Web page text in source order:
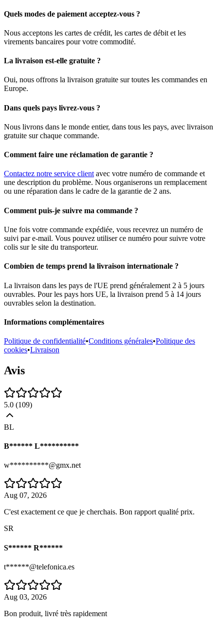
Quels modes de paiement acceptez-vous ?
Nous acceptons les cartes de crédit, les cartes de débit et les
virements bancaires pour votre commodité.
La livraison est-elle gratuite ?
Oui, nous offrons la livraison gratuite sur toutes les commandes en
Europe.
Dans quels pays livrez-vous ?
Nous livrons dans le monde entier, dans tous les pays, avec livraison
gratuite sur chaque commande.
Comment faire une réclamation de garantie ?
Contactez notre service clientavec votre numéro de commande et
une description du problème. Nous organiserons un remplacement
ou une réparation dans le cadre de la garantie de 2 ans.
Comment puis-je suivre ma commande ?
Une fois votre commande expédiée, vous recevrez un numéro de
suivi par e-mail. Vous pouvez utiliser ce numéro pour suivre votre
colis sur le site du transporteur.
Combien de temps prend la livraison internationale ?
La livraison dans les pays de l'UE prend généralement 2 à 5 jours
ouvrables. Pour les pays hors UE, la livraison prend 5 à 14 jours
ouvrables selon la destination.
Informations complémentaires
Politique de confidentialité•Conditions générales•Politique des
cookies•Livraison
Avis
5.0 (109)
BL
B****** L**********
w**********@gmx.net
Aug 07, 2026
C'est exactement ce que je cherchais. Bon rapport qualité prix.
SR
S****** R******
t******@telefonica.es
Aug 03, 2026
Bon produit, livré très rapidement